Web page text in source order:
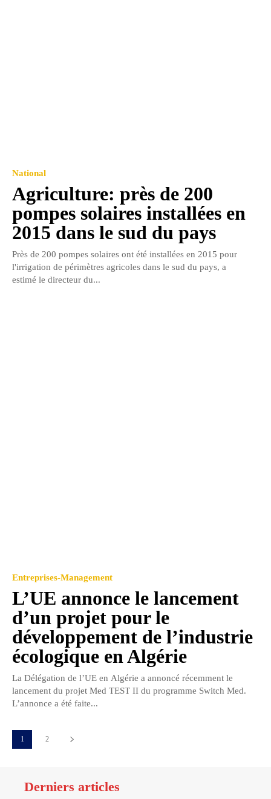
National
Agriculture: près de 200
pompes solaires installées en
2015 dans le sud du pays
Près de 200 pompes solaires ont été installées en 2015 pour
l'irrigation de périmètres agricoles dans le sud du pays, a
estimé le directeur du...
Entreprises-Management
L’UE annonce le lancement
d’un projet pour le
développement de l’industrie
écologique en Algérie
La Délégation de l’UE en Algérie a annoncé récemment le
lancement du projet Med TEST II du programme Switch Med.
L’annonce a été faite...
1 2
Derniers articles